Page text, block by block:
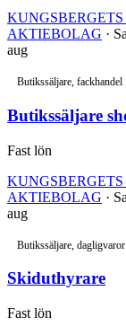
AKTIEBOLAG ·
aug
Butikssäljare, fackhandel
Butikssäljare
Fast lön
AKTIEBOLAG ·
aug
Butikssäljare, dagligvaror
Skiduthyrare
Fast lön